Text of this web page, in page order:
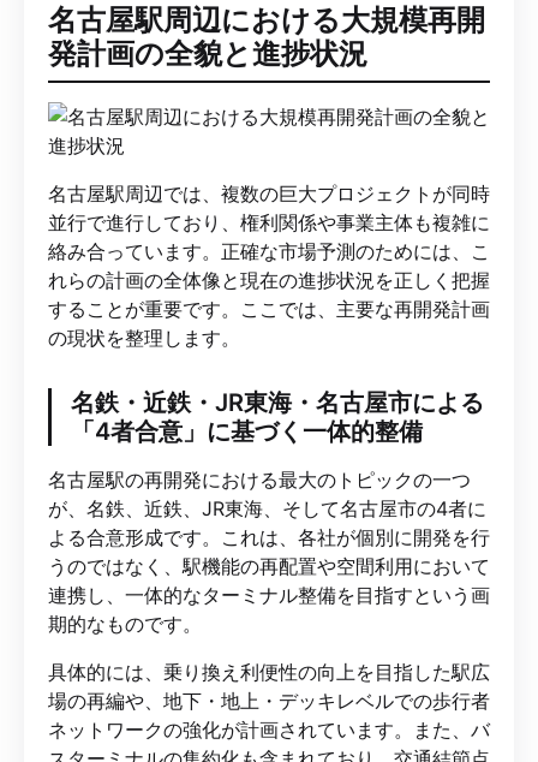
名古屋駅周辺における大規模再開
発計画の全貌と進捗状況
名古屋駅周辺では、複数の巨大プロジェクトが同時
並行で進行しており、権利関係や事業主体も複雑に
絡み合っています。正確な市場予測のためには、こ
れらの計画の全体像と現在の進捗状況を正しく把握
することが重要です。ここでは、主要な再開発計画
の現状を整理します。
名鉄・近鉄・JR東海・名古屋市による
「4者合意」に基づく一体的整備
名古屋駅の再開発における最大のトピックの一つ
が、名鉄、近鉄、JR東海、そして名古屋市の4者に
よる合意形成です。これは、各社が個別に開発を行
うのではなく、駅機能の再配置や空間利用において
連携し、一体的なターミナル整備を目指すという画
期的なものです。
具体的には、乗り換え利便性の向上を目指した駅広
場の再編や、地下・地上・デッキレベルでの歩行者
ネットワークの強化が計画されています。また、バ